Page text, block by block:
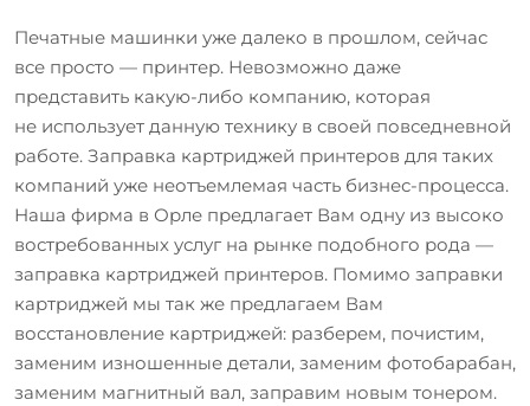
Печатные машинки уже далеко в прошлом, сейчас
все просто — принтер. Невозможно даже
представить какую-либо компанию, которая
не использует данную технику в своей повседневной
работе. Заправка картриджей принтеров для таких
компаний уже неотъемлемая часть бизнес-процесса.
Наша фирма в Орле предлагает Вам одну из высоко
востребованных услуг на рынке подобного рода —
заправка картриджей принтеров. Помимо заправки
картриджей мы так же предлагаем Вам
восстановление картриджей: разберем, почистим,
заменим изношенные детали, заменим фотобарабан,
заменим магнитный вал, заправим новым тонером.